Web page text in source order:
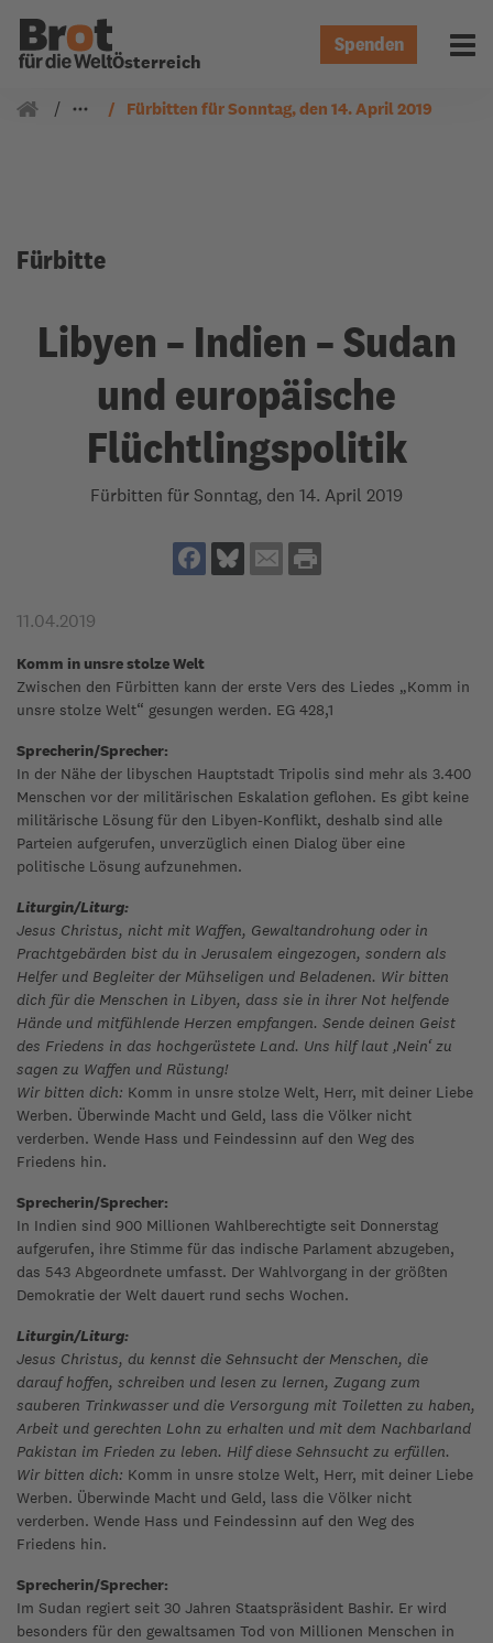
Österreich
Spenden
Gemeindearbeit
Fürbitten
Fürbitten für Sonntag, den 14. April 2019
Fürbitte
Libyen – Indien – Sudan
und europäische
Flüchtlingspolitik
Fürbitten für Sonntag, den 14. April 2019
11.04.2019
Komm in unsre stolze Welt
Zwischen den Fürbitten kann der erste Vers des Liedes „Komm in
unsre stolze Welt“ gesungen werden. EG 428,1
Sprecherin/Sprecher:
In der Nähe der libyschen Hauptstadt Tripolis sind mehr als 3.400
Menschen vor der militärischen Eskalation geflohen. Es gibt keine
militärische Lösung für den Libyen-Konflikt, deshalb sind alle
Parteien aufgerufen, unverzüglich einen Dialog über eine
politische Lösung aufzunehmen.
Liturgin/Liturg:
Jesus Christus, nicht mit Waffen, Gewaltandrohung oder in
Prachtgebärden bist du in Jerusalem eingezogen, sondern als
Helfer und Begleiter der Mühseligen und Beladenen. Wir bitten
dich für die Menschen in Libyen, dass sie in ihrer Not helfende
Hände und mitfühlende Herzen empfangen. Sende deinen Geist
des Friedens in das hochgerüstete Land. Uns hilf laut ‚Nein‘ zu
sagen zu Waffen und Rüstung!
Wir bitten dich: Komm in unsre stolze Welt, Herr, mit deiner Liebe
Werben. Überwinde Macht und Geld, lass die Völker nicht
verderben. Wende Hass und Feindessinn auf den Weg des
Friedens hin.
Sprecherin/Sprecher:
In Indien sind 900 Millionen Wahlberechtigte seit Donnerstag
aufgerufen, ihre Stimme für das indische Parlament abzugeben,
das 543 Abgeordnete umfasst. Der Wahlvorgang in der größten
Demokratie der Welt dauert rund sechs Wochen.
Liturgin/Liturg:
Jesus Christus, du kennst die Sehnsucht der Menschen, die
darauf hoffen, schreiben und lesen zu lernen, Zugang zum
sauberen Trinkwasser und die Versorgung mit Toiletten zu haben,
Arbeit und gerechten Lohn zu erhalten und mit dem Nachbarland
Pakistan im Frieden zu leben. Hilf diese Sehnsucht zu erfüllen.
Wir bitten dich: Komm in unsre stolze Welt, Herr, mit deiner Liebe
Werben. Überwinde Macht und Geld, lass die Völker nicht
verderben. Wende Hass und Feindessinn auf den Weg des
Friedens hin.
Sprecherin/Sprecher:
Im Sudan regiert seit 30 Jahren Staatspräsident Bashir. Er wird
besonders für den gewaltsamen Tod von Millionen Menschen in